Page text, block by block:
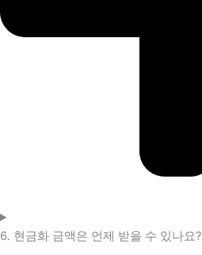
6. 현금화 금액은 언제 받을 수 있나요?